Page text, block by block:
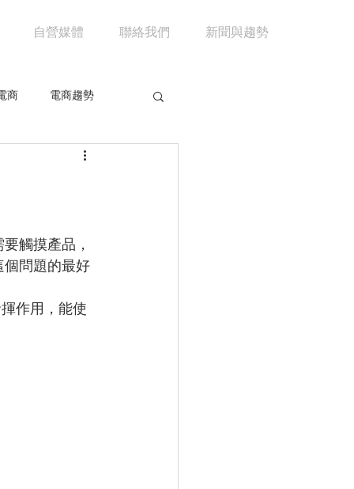
自營媒體 聯絡我們 新聞與趨勢
商 電商趨勢
京東
觸摸產品，
個問題的最好
作用，能使